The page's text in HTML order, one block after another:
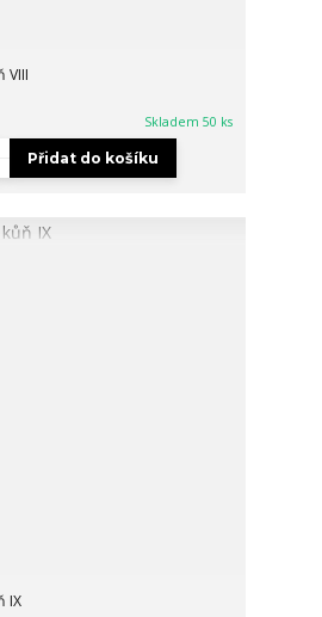
VIII
Skladem 50 ks
Přidat do košíku
IX